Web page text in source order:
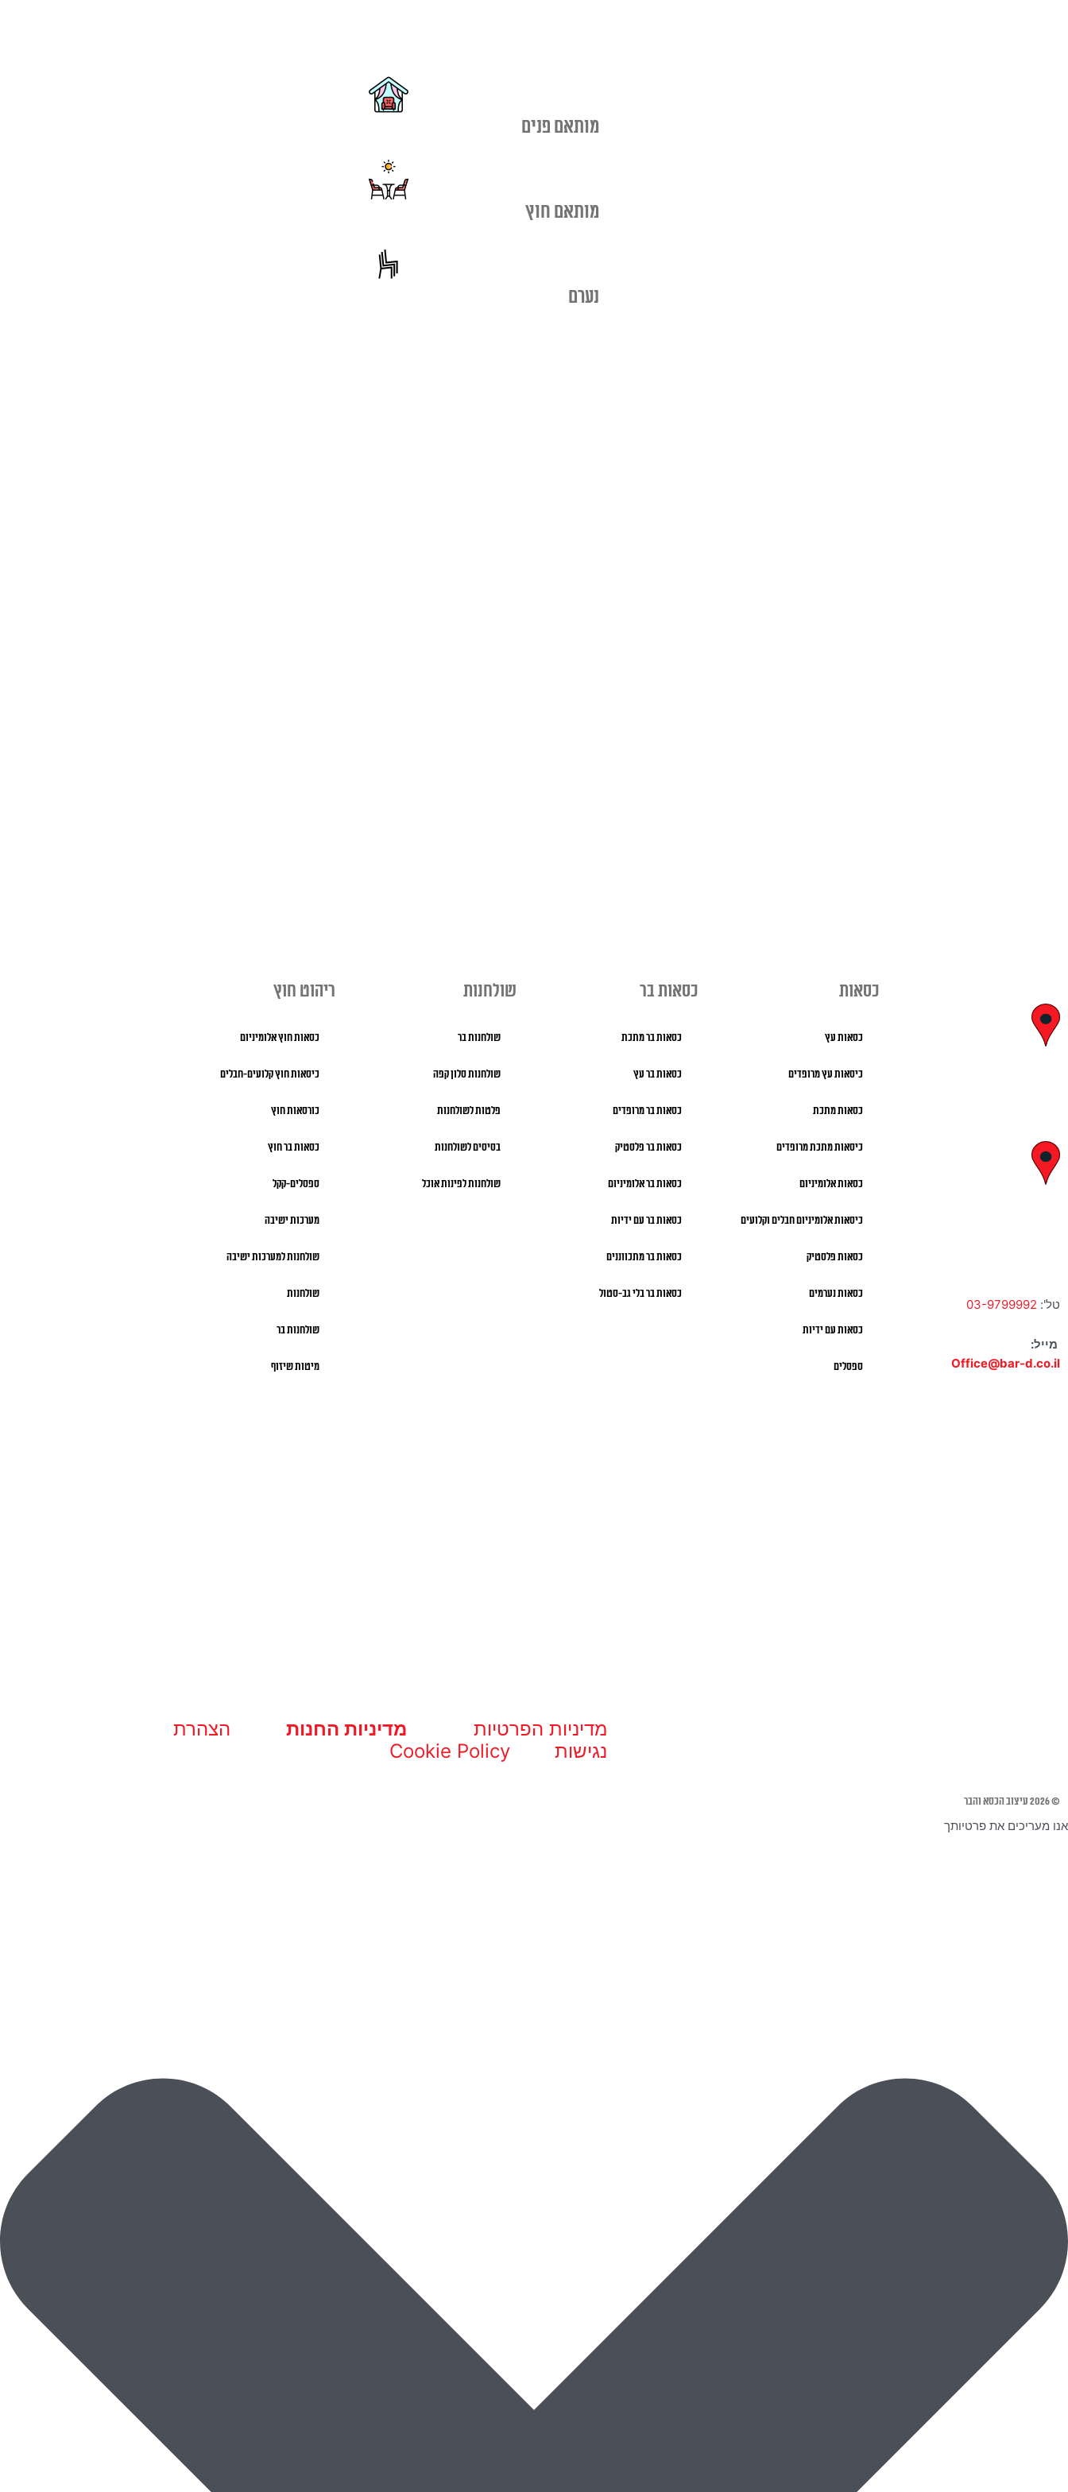
מותאם פנים
מותאם חוץ
נערם
טל': 03-9799992
מייל:
Office@bar-d.co.il
כסאות
כסאות עץ
כיסאות עץ מרופדים
כסאות מתכת
כיסאות מתכת מרופדים
כסאות אלומיניום
כיסאות אלומיניום חבלים וקלועים
כסאות פלסטיק
כסאות נערמים
כסאות עם ידיות
ספסלים
כסאות בר
כסאות בר מתכת
כסאות בר עץ
כסאות בר מרופדים
כסאות בר פלסטיק
כסאות בר אלומיניום
כסאות בר עם ידיות
כסאות בר מתכווננים
כסאות בר בלי גב-סטול
שולחנות
שולחנות בר
שולחנות סלון קפה
פלטות לשולחנות
בסיסים לשולחנות
שולחנות לפינות אוכל
ריהוט חוץ
כסאות חוץ אלומיניום
כיסאות חוץ קלועים-חבלים
כורסאות חוץ
כסאות בר חוץ
ספסלים-קקל
מערכות ישיבה
שולחנות למערכות ישיבה
שולחנות
שולחנות בר
מיטות שיזוף
מדיניות הפרטיות מדיניות החנות
הצהרת
נגישות
Cookie Policy
© 2026 עיצוב הכסא והבר
אנו מעריכים את פרטיותך